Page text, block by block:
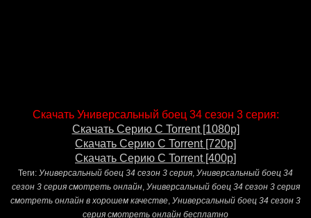
Скачать Универсальный боец 34 сезон 3 серия:
Скачать Серию С Torrent [1080p]
Скачать Серию С Torrent [720p]
Скачать Серию С Torrent [400p]
Теги: Универсальный боец 34 сезон 3 серия Универсальный боец 34
сезон 3 серия смотреть онлайн, Универсальный боец 34 сезон 3 серия
смотреть онлайн в хорошем качестве Универсальный боец 34 сезон 3
серия смотреть онлайн бесплатно